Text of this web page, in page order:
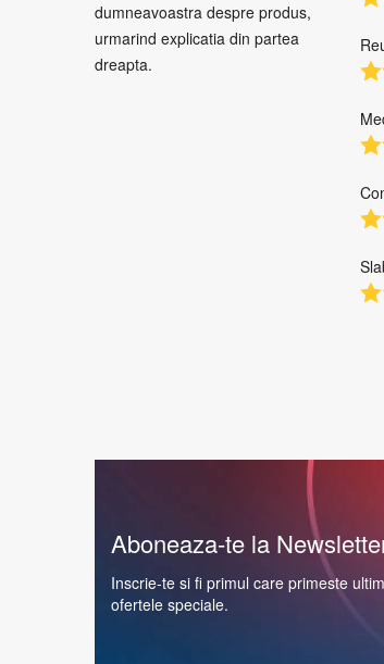
dumneavoastra despre produs,
urmarind explicatia din partea
dreapta.
Aboneaza-te la
Inscrie-te si fi primul care primeste
ofertele speciale.